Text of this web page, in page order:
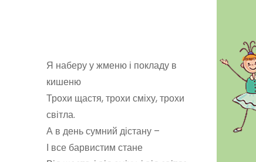
Я наберу у жменю і покладу в
кишеню
Трохи щастя, трохи сміху, трохи
світла.
А в день сумний дістану –
І все барвистим стане